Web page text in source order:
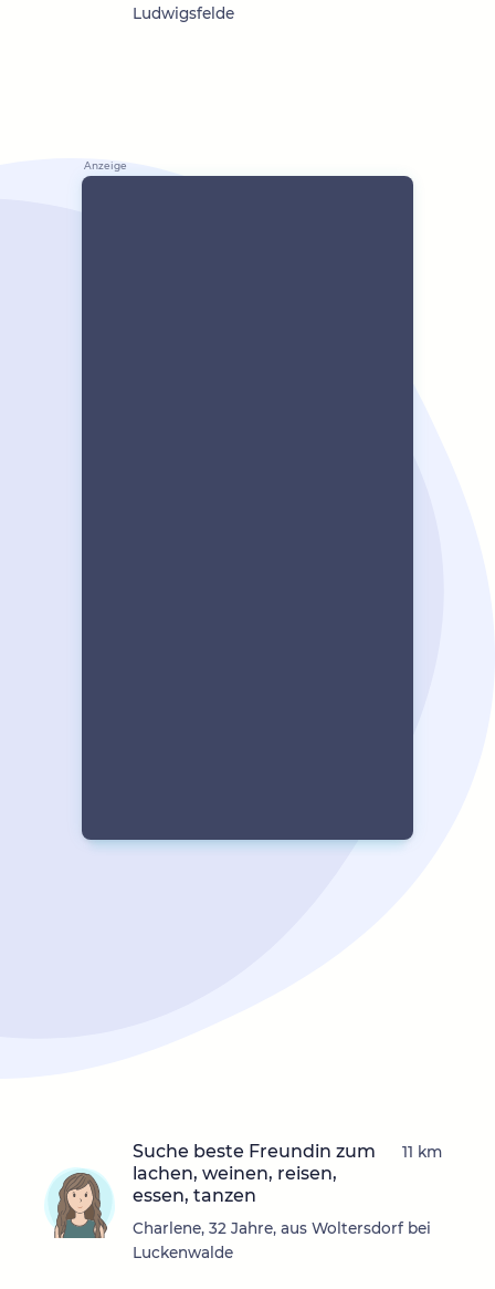
Ludwigsfelde
Suche beste Freundin zum
lachen, weinen, reisen,
essen, tanzen
Charlene, 32 Jahre, aus Woltersdorf bei
Luckenwalde
11 km